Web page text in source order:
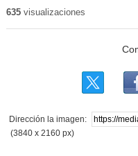
635visualizaciones
Dirección la imagen:
(3840 x 2160 px)